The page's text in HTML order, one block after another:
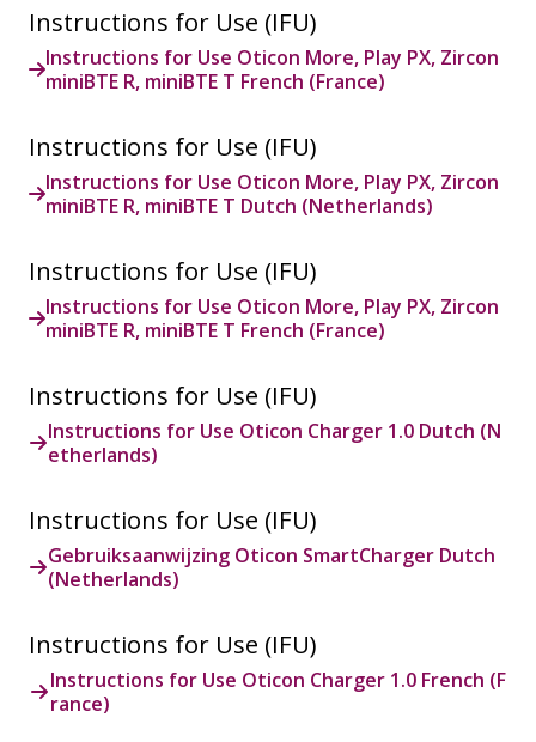
Instructions for Use (IFU)
Instructions for Use Oticon More, Play PX, Zircon
miniBTE R, miniBTE T French (France)
Instructions for Use (IFU)
Instructions for Use Oticon More, Play PX, Zircon
miniBTE R, miniBTE T Dutch (Netherlands)
Instructions for Use (IFU)
Instructions for Use Oticon More, Play PX, Zircon
miniBTE R, miniBTE T French (France)
Instructions for Use (IFU)
Instructions for Use Oticon Charger 1.0 Dutch (N
etherlands)
Instructions for Use (IFU)
Gebruiksaanwijzing Oticon SmartCharger Dutch
(Netherlands)
Instructions for Use (IFU)
Instructions for Use Oticon Charger 1.0 French (F
rance)